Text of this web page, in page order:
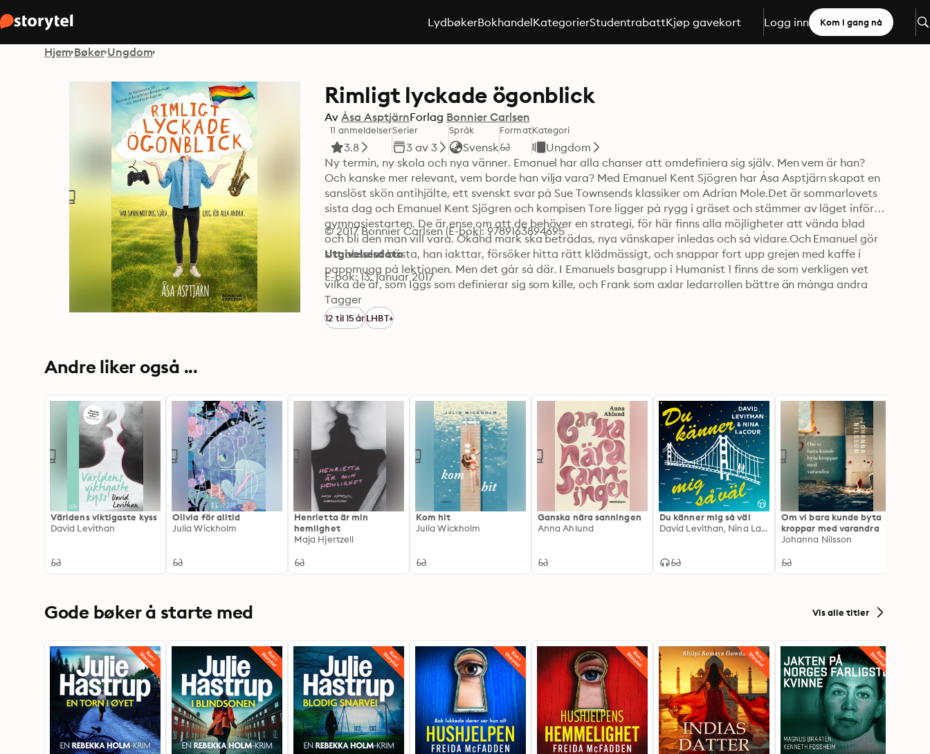
LydbøkerBokhandelKategorierStudentrabattKjøp gavekort Logg inn Kom i gang nå
Hjem Bøker Ungdom
Rimligt lyckade ögonblick
Av Åsa AsptjärnForlag Bonnier Carlsen
11 anmeldelser
3.8
Serier
3 av 3
Språk
Svensk
FormatKategori
Ungdom
Ny termin, ny skola och nya vänner. Emanuel har alla chanser att omdefiniera sig själv. Men vem är han?
Och kanske mer relevant, vem borde han vilja vara? Med Emanuel Kent Sjögren har Åsa Asptjärn skapat en
sanslöst skön antihjälte, ett svenskt svar på Sue Townsends klassiker om Adrian Mole.Det är sommarlovets
sista dag och Emanuel Kent Sjögren och kompisen Tore ligger på rygg i gräset och stämmer av läget inför
gymnasiestarten. De är ense om att de behöver en strategi, för här finns alla möjligheter att vända blad
och bli den man vill vara. Okänd mark ska beträdas, nya vänskaper inledas och så vidare.Och Emanuel gör
sitt absolut bästa, han iakttar, försöker hitta rätt klädmässigt, och snappar fort upp grejen med kaffe i
pappmugg på lektionen. Men det går så där. I Emanuels basgrupp i Humanist 1 finns de som verkligen vet
vilka de är, som Iggs som definierar sig som kille, och Frank som axlar ledarrollen bättre än många andra
men som ärligt talat mår piss – och så finns Kaisa. Kaisa som skänker Emanuel ögonblick av lycka…Men
säg den lycka som varar. Snart står Emanuel i orkanens öga av missförstånd där en okänd jazzmusiker, en
hbtq-demo, brev han aldrig skrivit och en damastduk på mormors kalas spelar orimligt stora roller.
© 2017 Bonnier Carlsen (E-bok): 9789163894695
Utgivelsesdato
E-bok: 13. januar 2017
Tagger
12 til 15 årLHBT+
Andre liker også ...
Världens viktigaste kyss
David Levithan
Olivia för alltid
Julia Wickholm
Henrietta är min
hemlighet
Maja Hjertzell
Kom hit
Julia Wickholm
Ganska nära sanningen
Anna Ahlund
Du känner mig så väl
David Levithan, Nina LaCour
Om vi bara kunde byta
kroppar med varandra
Johanna Nilsson
Gode bøker å starte med Vis alle titler